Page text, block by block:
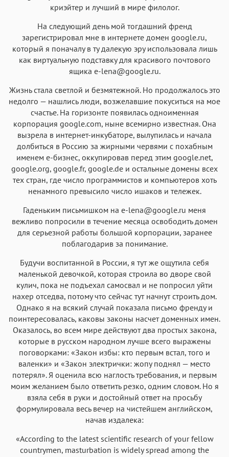
криэйтер и лучший в мире филолог.
На следующий день мой тогдашний френд
зарегистрировал мне в интернете домен google.ru,
который я поначалу в ту далекую эру использовала лишь
как виртуальную подставку для красивого почтового
ящика e-lena@google.ru.
Жизнь стала светлой и безмятежной. Но продолжалось это
недолго — нашлись люди, возжелавшие покуситься на мое
счастье. На горизонте появилась одноименная
корпорация google.com, ныне всемирно известная. Она
вызрела в интернет-инкубаторе, вылупилась и начала
долбиться в Россию за жирными червями с похабным
именем е-бизнес, оккупировав перед этим google.net,
google.org, google.fr, google.de и остальные домены всех
тех стран, где число программистов и компьютеров хоть
ненамного превысило число ишаков и тележек.
Гаденьким письмишком на e-lena@google.ru меня
вежливо попросили в течение месяца освободить домен
для серьезной работы большой корпорации, заранее
поблагодарив за понимание.
Будучи воспитанной в России, я тут же ощутила себя
маленькой девочкой, которая строила во дворе свой
кулич, пока не подъехал самосвал и не попросил уйти
нахер отседва, потому что сейчас тут начнут строить дом.
Однако я на всякий случай показала письмо френду и
поинтересовалась, каковы законы насчет доменных имен.
Оказалось, во всем мире действуют два простых закона,
которые в русском народном лучше всего выражены
поговорками: «Закон избы: кто первым встал, того и
валенки» и «Закон электрички: жопу поднял — место
потерял». Я оценила всю наглость требования, и первым
моим желанием было ответить резко, одним словом. Но я
взяла себя в руки и достойный ответ на просьбу
формулировала весь вечер на чистейшем английском,
начав издалека:
«According to the latest scientific research of your fellow
countrymen, masturbation is widely spread among the